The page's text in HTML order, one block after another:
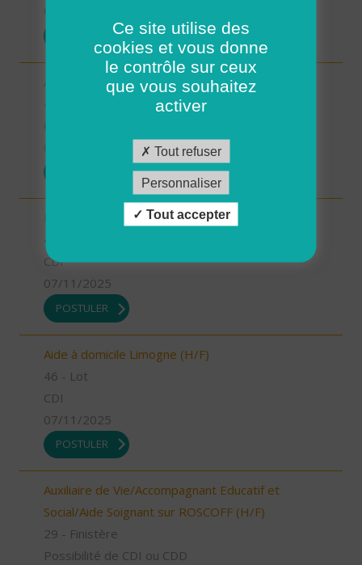
Aide-soignant.e Limogne en Quercy (H/F)
Responsable du développement (H/F)
CDI
07/11/2025
POSTULER
Aide à domicile Limogne (H/F)
46 - Lot
CDI
07/11/2025
POSTULER
Auxiliaire de Vie/Accompagnant Educatif et
Social/Aide Soignant sur ROSCOFF (H/F)
29 - Finistère
Possibilité de CDI ou CDD
Ce site utilise des
cookies et vous donne
le contrôle sur ceux
que vous souhaitez
activer
Tout refuser
Personnaliser
Tout accepter